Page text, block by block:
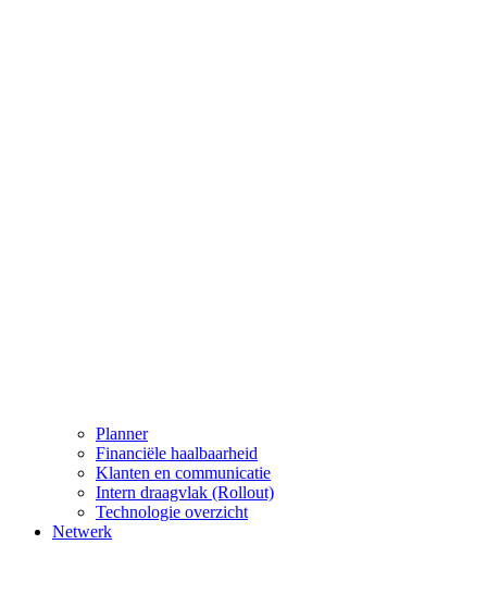
Planner
Financiële haalbaarheid
Klanten en communicatie
Intern draagvlak (Rollout)
Technologie overzicht
Netwerk